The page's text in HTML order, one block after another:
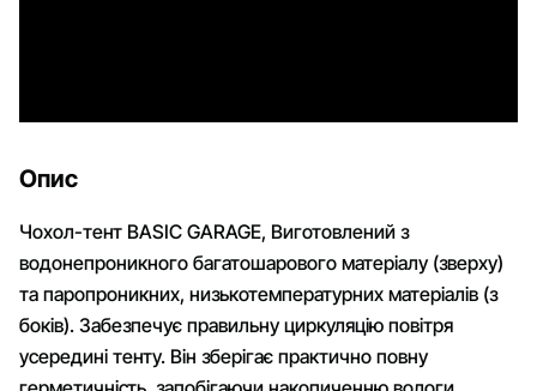
Опис
Чохол-тент BASIC GARAGE, Виготовлений з
водонепроникного багатошарового матеріалу (зверху)
та паропроникних, низькотемпературних матеріалів (з
боків). Забезпечує правильну циркуляцію повітря
усередині тенту. Він зберігає практично повну